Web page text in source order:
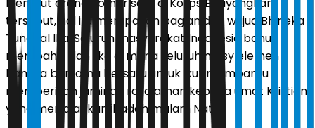
tersebut, hal itu merupakan bagian dari wujud Bhineka
Tunggal Ika. Seluruh masyarakat Indonesia bahu-
membahu dan ika di mana seluruh masy elemen
bangsa bersama bersatu untuk ikut membantu
memberikan jaminan rasa aman kepada umat Kristiani
yang menjalankan ibadah malam Natal.